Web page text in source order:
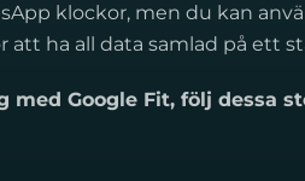
klockor, men du kan
att ha all data samlad på ett
med Google Fit, följ dessa